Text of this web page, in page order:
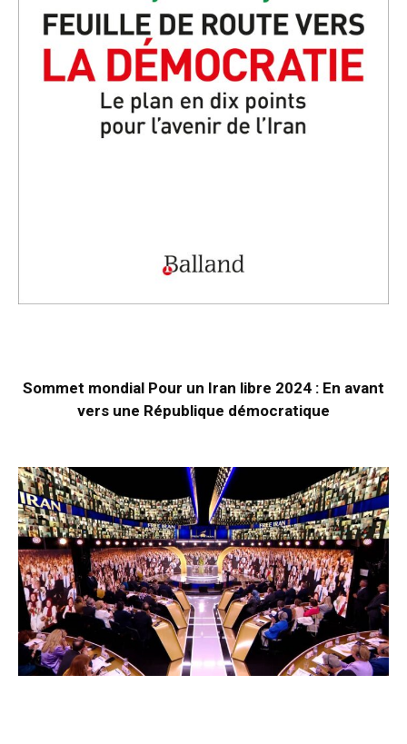
Sommet mondial Pour un Iran libre 2024 : En avant
vers une République démocratique